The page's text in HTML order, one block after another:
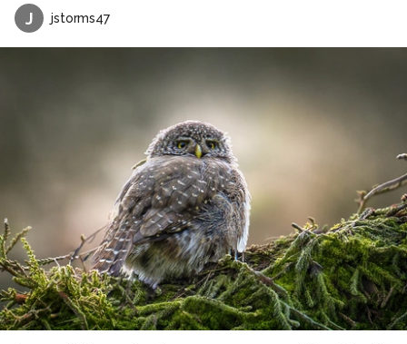
J jstorms47